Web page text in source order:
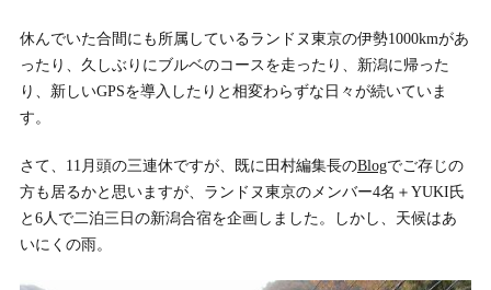
休んでいた合間にも所属しているランドヌ東京の伊勢1000kmがあ
ったり、久しぶりにブルベのコースを走ったり、新潟に帰った
り、新しいGPSを導入したりと相変わらずな日々が続いていま
す。
さて、11月頭の三連休ですが、既に田村編集長のBlogでご存じの
方も居るかと思いますが、ランドヌ東京のメンバー4名＋YUKI氏
と6人で二泊三日の新潟合宿を企画しました。しかし、天候はあ
いにくの雨。